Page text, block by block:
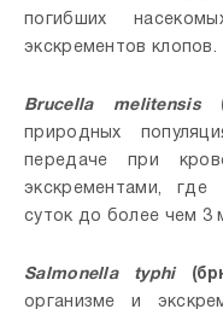
погибших
экскрементов клопов.
Brucella melitensis
природных
передаче при
экскрементами,
суток до более чем 3
Salmonella typhi
организме и